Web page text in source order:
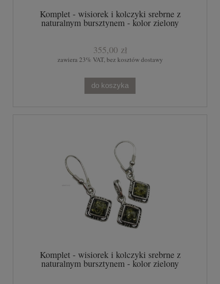
Komplet - wisiorek i kolczyki srebrne z
naturalnym bursztynem - kolor zielony
355,00 zł
zawiera 23% VAT, bez kosztów dostawy
do koszyka
Komplet - wisiorek i kolczyki srebrne z
naturalnym bursztynem - kolor zielony